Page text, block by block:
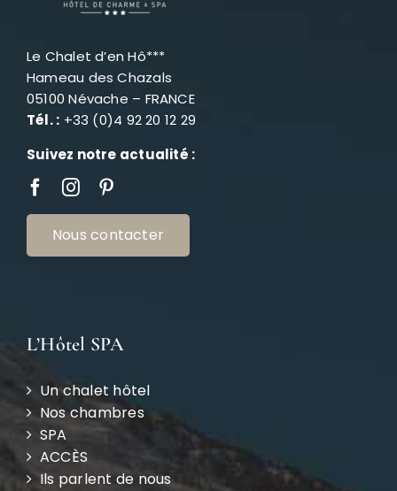
Le Chalet d’en Hô***
Hameau des Chazals
05100 Névache – FRANCE
Tél. : +33 (0)4 92 20 12 29
Suivez notre actualité :
Nous contacter
L’Hôtel SPA
Un chalet hôtel
Nos chambres
SPA
ACCÈS
Ils parlent de nous